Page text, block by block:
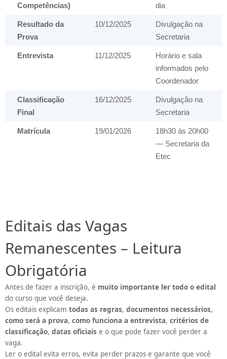
Competências)
dia
Resultado da
Prova
10/12/2025
Divulgação na
Secretaria
Entrevista 11/12/2025
Horário e sala
informados pelo
Coordenador
Classificação
Final
16/12/2025
Divulgação na
Secretaria
Matrícula 19/01/2026
18h30 às 20h00
— Secretaria da
Etec
Editais das Vagas
Remanescentes – Leitura
Obrigatória
Antes de fazer a inscrição, é muito importante ler todo o edital
do curso que você deseja.
Os editais explicam todas as regras, documentos necessários,
como será a prova, como funciona a entrevista, critérios de
classificação, datas oficiais e o que pode fazer você perder a
vaga.
Ler o edital evita erros, evita perder prazos e garante que você